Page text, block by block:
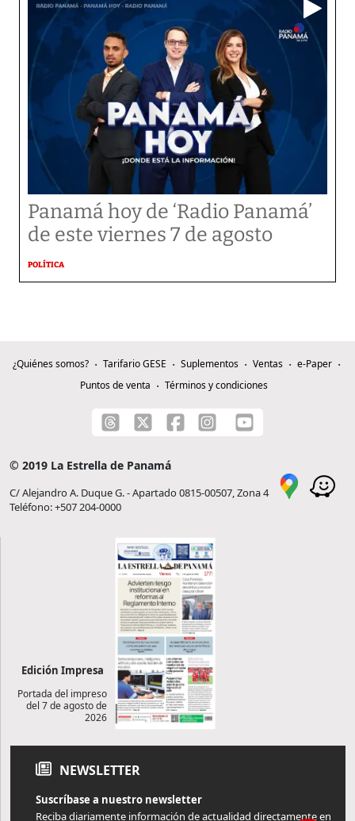
Panamá hoy de ‘Radio Panamá’
de este viernes 7 de agosto
POLÍTICA
¿Quiénes somos? Tarifario GESE Suplementos Ventas
e-Paper
Puntos de venta
Términos y condiciones
© 2019 La Estrella de Panamá
C/ Alejandro A. Duque G. - Apartado 0815-00507, Zona 4
Teléfono: +507 204-0000
Edición Impresa
Portada del impreso
del 7 de agosto de
2026
NEWSLETTER
Suscríbase a nuestro newsletter
Reciba diariamente información de actualidad directamente en